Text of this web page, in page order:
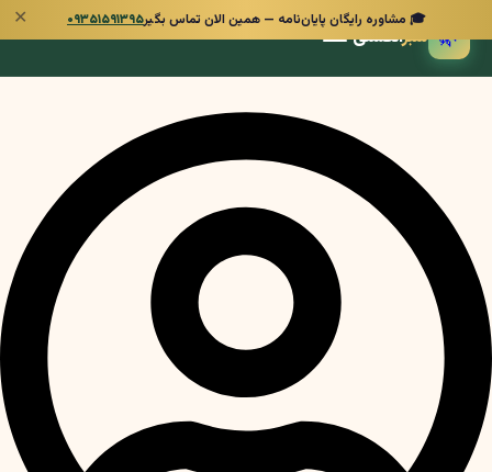
🎓 مشاوره رایگان پایان‌نامه — همین الان تماس بگیر۰۹۳۵۱۵۹۱۳۹۵ ✕
🌿 سبزانگشتی